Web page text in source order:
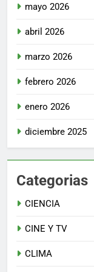
mayo 2026
abril 2026
marzo 2026
febrero 2026
enero 2026
diciembre 2025
Categorias
CIENCIA
CINE Y TV
CLIMA